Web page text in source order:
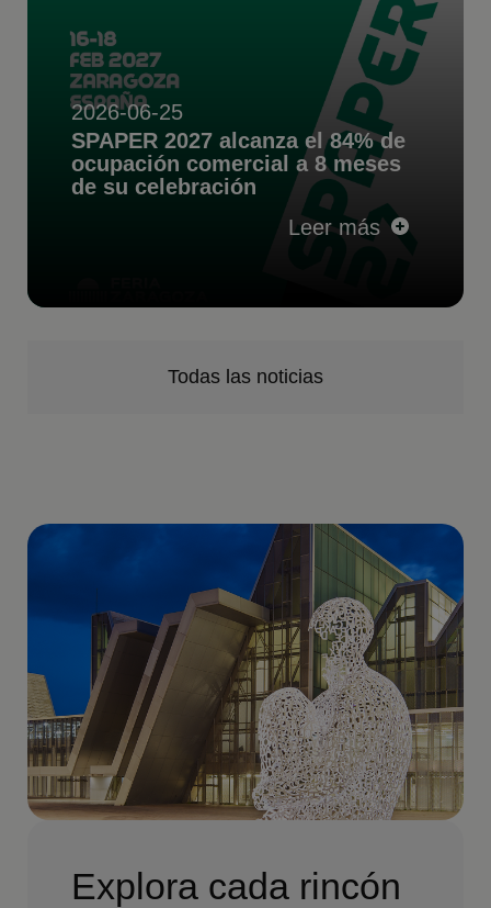
2026-06-25
SPAPER 2027 alcanza el 84% de
ocupación comercial a 8 meses
de su celebración
Leer más
Todas las noticias
Explora cada rincón